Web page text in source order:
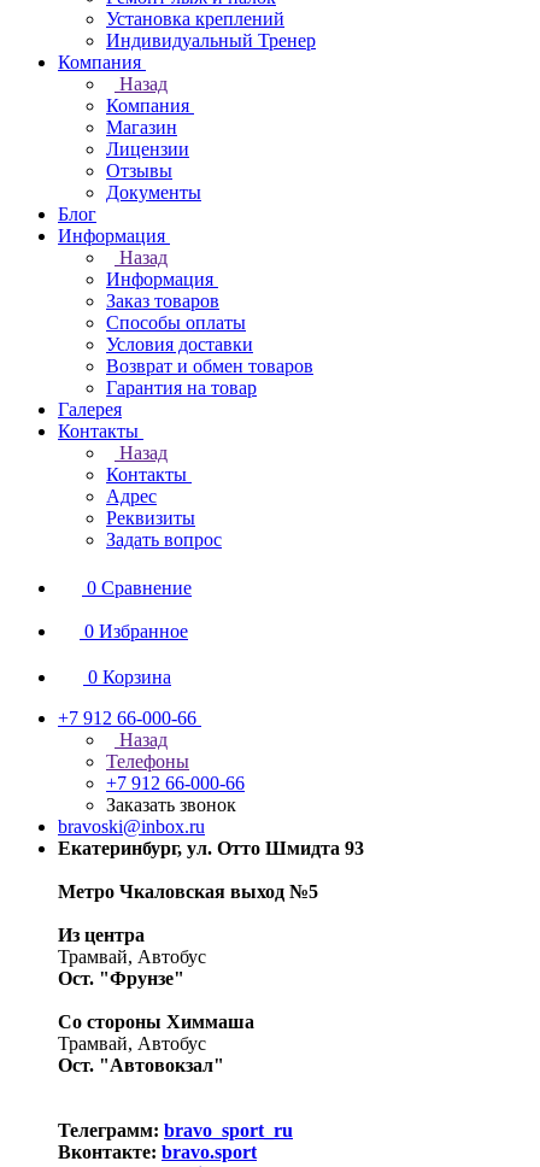
Установка креплений
Индивидуальный Тренер
Компания
Назад
Компания
Магазин
Лицензии
Отзывы
Документы
Блог
Информация
Назад
Информация
Заказ товаров
Способы оплаты
Условия доставки
Возврат и обмен товаров
Гарантия на товар
Галерея
Контакты
Назад
Контакты
Адрес
Реквизиты
Задать вопрос
0 Сравнение
0 Избранное
0 Корзина
+7 912 66-000-66
Назад
Телефоны
+7 912 66-000-66
Заказать звонок
bravoski@inbox.ru
Екатеринбург, ул. Отто Шмидта 93
Метро Чкаловская выход №5
Из центра
Трамвай, Автобус
Ост. "Фрунзе"
Со стороны Химмаша
Трамвай, Автобус
Ост. "Автовокзал"
Телеграмм: bravo_sport_ru
Вконтакте: bravo.sport